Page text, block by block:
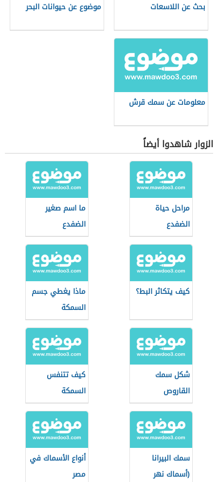
بحث عن اللاسعات موضوع عن حيوانات البحر
معلومات عن سمك قرش
الزوار شاهدوا أيضاً
مراحل حياة
الضفدع
ما اسم صغير
الضفدع
كيف يتكاثر البط؟
ماذا يغطي جسم
السمكة
شكل سمك
القاروص
كيف تتنفس
السمكة
سمك البيرانا
(أسماك نهر
أنواع الأسماك في
مصر